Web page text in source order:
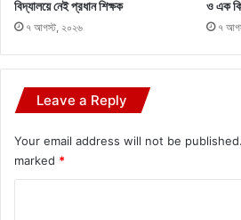
বিদ্যালয়ে নেই প্রধান শিক্ষক
৭ আগস্ট, ২০২৬
ও এক
৭
Leave a Reply
Your email address will not be published.
marked *